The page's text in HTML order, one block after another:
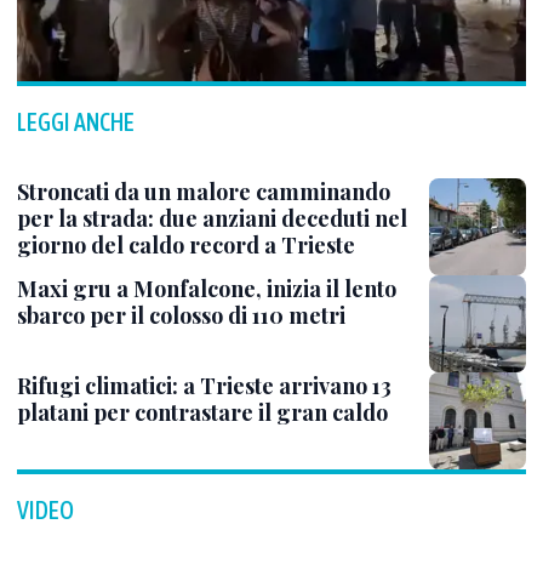
LEGGI ANCHE
Stroncati da un malore camminando
per la strada: due anziani deceduti nel
giorno del caldo record a Trieste
Maxi gru a Monfalcone, inizia il lento
sbarco per il colosso di 110 metri
Rifugi climatici: a Trieste arrivano 13
platani per contrastare il gran caldo
VIDEO